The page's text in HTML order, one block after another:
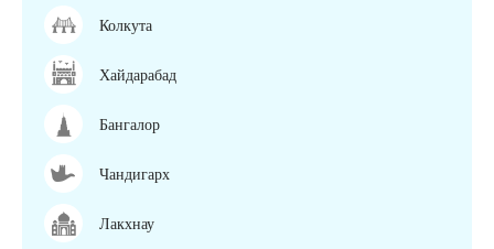
Колкута
Хайдарабад
Бангалор
Чандигарх
Лакхнау